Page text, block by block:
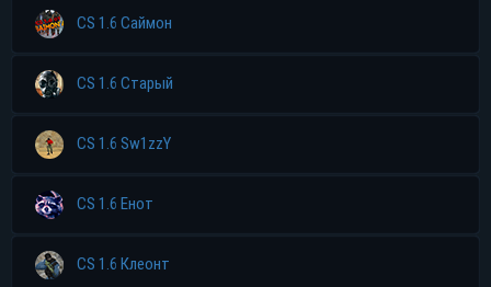
CS 1.6 Саймон
CS 1.6 Старый
CS 1.6 Sw1zzY
CS 1.6 Енот
CS 1.6 Клеонт